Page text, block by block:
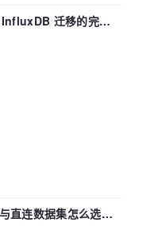
迁移的完整
直连数据集怎么选，